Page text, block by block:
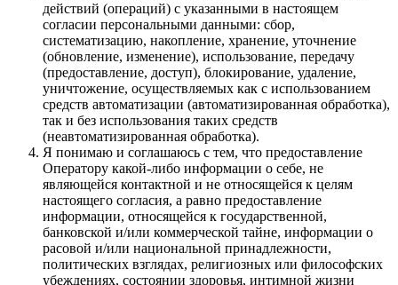
действий (операций) с указанными в настоящем
согласии персональными данными: сбор,
систематизацию, накопление, хранение, уточнение
(обновление, изменение), использование, передачу
(предоставление, доступ), блокирование, удаление,
уничтожение, осуществляемых как с использованием
средств автоматизации (автоматизированная обработка),
так и без использования таких средств
(неавтоматизированная обработка).
Я понимаю и соглашаюсь с тем, что предоставление
Оператору какой-либо информации о себе, не
являющейся контактной и не относящейся к целям
настоящего согласия, а равно предоставление
информации, относящейся к государственной,
банковской и/или коммерческой тайне, информации о
расовой и/или национальной принадлежности,
политических взглядах, религиозных или философских
убеждениях, состоянии здоровья, интимной жизни